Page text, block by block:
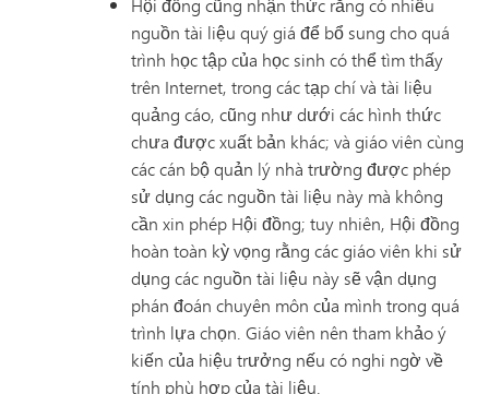
nguồn tài liệu quý giá để bổ sung cho quá
trình học tập của học sinh có thể tìm thấy
trên Internet, trong các tạp chí và tài liệu
quảng cáo, cũng như dưới các hình thức
chưa được xuất bản khác; và giáo viên cùng
các cán bộ quản lý nhà trường được phép
sử dụng các nguồn tài liệu này mà không
cần xin phép Hội đồng; tuy nhiên, Hội đồng
hoàn toàn kỳ vọng rằng các giáo viên khi sử
dụng các nguồn tài liệu này sẽ vận dụng
phán đoán chuyên môn của mình trong quá
trình lựa chọn. Giáo viên nên tham khảo ý
kiến của hiệu trưởng nếu có nghi ngờ về
tính phù hợp của tài liệu.